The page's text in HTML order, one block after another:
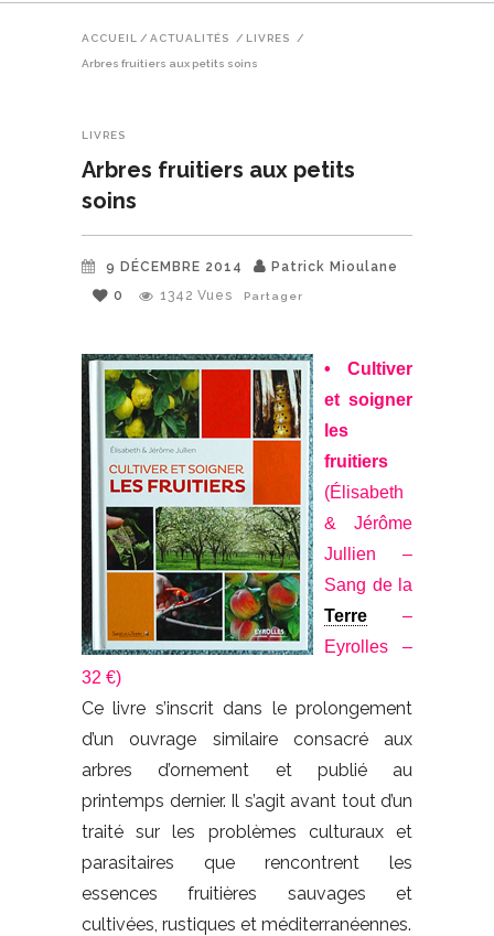
ACCUEIL / ACTUALITÉS / LIVRES /
Arbres fruitiers aux petits soins
LIVRES
Arbres fruitiers aux petits
soins
9 DÉCEMBRE 2014
Patrick Mioulane
0
1342 Vues Partager
• Cultiver
et soigner
les
fruitiers
(Élisabeth
& Jérôme
Jullien –
Sang de la
Terre –
Eyrolles –
32 €)
Ce livre s’inscrit dans le prolongement
d’un ouvrage similaire consacré aux
arbres d’ornement et publié au
printemps dernier. Il s’agit avant tout d’un
traité sur les problèmes culturaux et
parasitaires que rencontrent les
essences fruitières sauvages et
cultivées, rustiques et méditerranéennes.